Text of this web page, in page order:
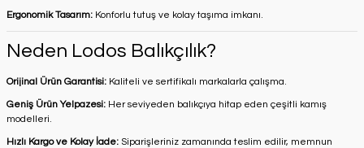
Ergonomik Tasarım: Konforlu tutuş ve kolay taşıma imkanı.
Neden Lodos Balıkçılık?
Orijinal Ürün Garantisi: Kaliteli ve sertifikalı markalarla çalışma.
Geniş Ürün Yelpazesi: Her seviyeden balıkçıya hitap eden çeşitli kamış
modelleri.
Hızlı Kargo ve Kolay İade: Siparişleriniz zamanında teslim edilir, memnun